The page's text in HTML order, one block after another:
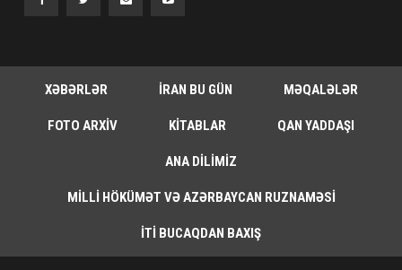
XƏBƏRLƏR İRAN BU GÜN MƏQALƏLƏR
FOTO ARXIV KITABLAR QAN YADDAŞI
ANA DILIMIZ
MILLI HÖKÜMƏT VƏ AZƏRBAYCAN RUZNAMƏSI
İTI BUCAQDAN BAXIŞ